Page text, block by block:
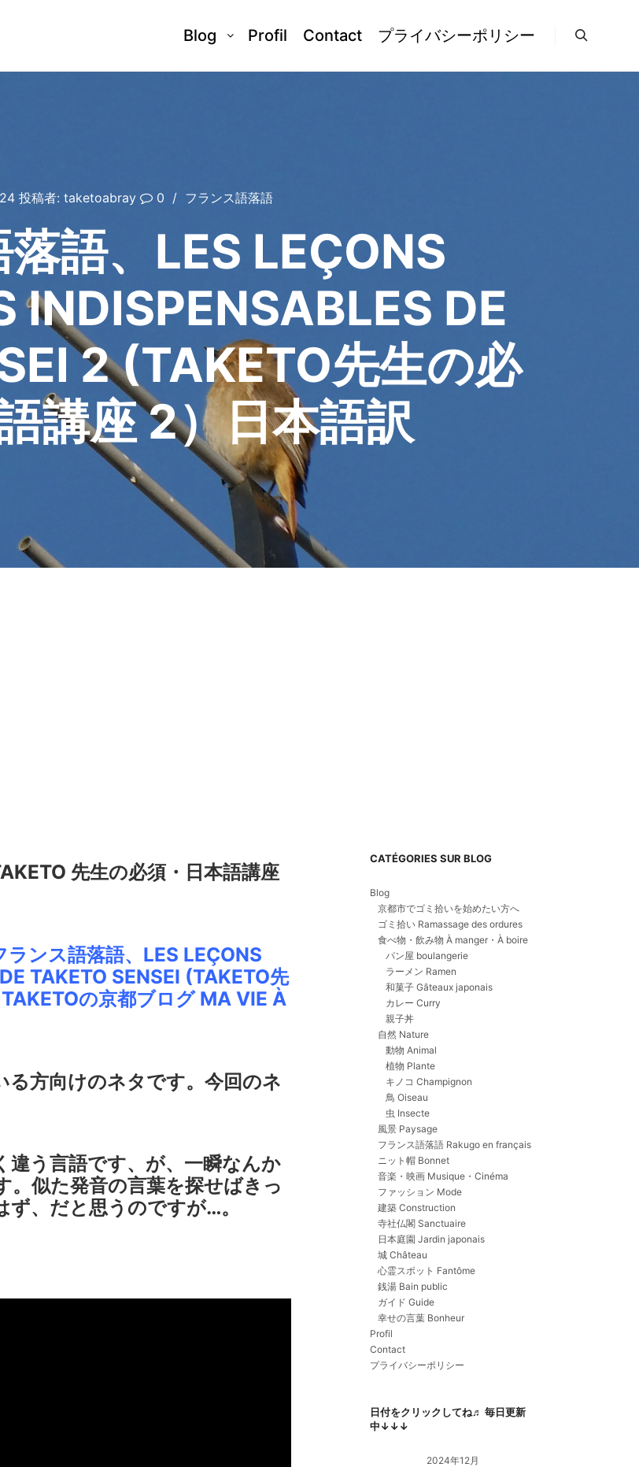
Blog Profil Contact プライバシーポリシー
投稿者: taketoabray 0 フランス語落語
語、LES LEÇONS
INDISPENSABLES DE
2 (TAKETO先生の必
講座 2）日本語訳
先生の必須・日本語講座
ランス語落語、LES LEÇONS
TAKETO SENSEI (TAKETO先
の京都ブログ MA VIE À
方向けのネタです。今回のネ
違う言語です、が、一瞬なんか
似た発音の言葉を探せばきっ
、だと思うのですが…。
CATÉGORIES SUR BLOG
Blog
京都市でゴミ拾いを始めたい方へ
ゴミ拾い Ramassage des ordures
食べ物・飲み物 À manger・À boire
パン屋 boulangerie
ラーメン Ramen
和菓子 Gâteaux japonais
カレー Curry
親子丼
自然 Nature
動物 Animal
植物 Plante
キノコ Champignon
鳥 Oiseau
虫 Insecte
風景 Paysage
フランス語落語 Rakugo en français
ニット帽 Bonnet
音楽・映画 Musique・Cinéma
ファッション Mode
建築 Construction
寺社仏閣 Sanctuaire
日本庭園 Jardin japonais
城 Château
心霊スポット Fantôme
銭湯 Bain public
ガイド Guide
幸せの言葉 Bonheur
Profil
Contact
プライバシーポリシー
日付をクリックしてね♬ 毎日更新
中↓↓↓
2024年12月